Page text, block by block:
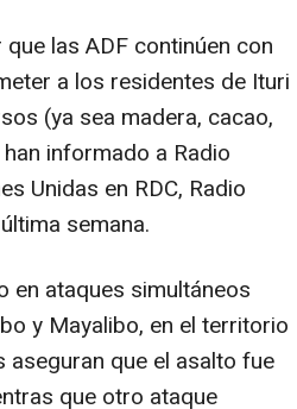
las ADF continúen con
a los residentes de Ituri
(ya sea madera, cacao,
informado a Radio
Unidas en RDC, Radio
semana.
en ataques simultáneos
y Mayalibo, en el territorio
que el asalto fue
que otro ataque